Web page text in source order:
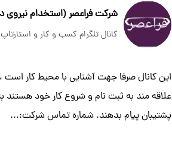
شرکت فراعصر (استخدام نیروی
کانال تلگرام کسب و کار و
این کانال صرفا جهت آشنایی با محیط کار است
علاقه مند به ثبت نام و شروع کار خود هستند
پشتیبان پیام بدهند. شماره تماس شرکت:...